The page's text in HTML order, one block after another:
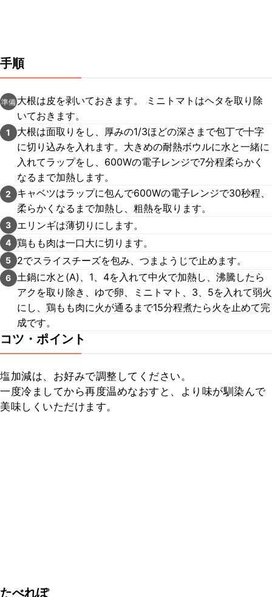
手順
準備 大根は皮を剥いておきます。 ミニトマトはヘタを取り除
いておきます。
1
大根は面取りをし、厚みの1/3ほどの深さまで包丁で十字
に切り込みを入れます。大きめの耐熱ボウルに水と一緒に
入れてラップをし、600Wの電子レンジで7分程柔らかく
なるまで加熱します。
2
キャベツはラップに包んで600Wの電子レンジで30秒程、
柔らかくなるまで加熱し、粗熱を取ります。
3 エリンギは薄切りにします。
4 鶏もも肉は一口大に切ります。
5 2でスライスチーズを包み、つまようじで止めます。
6 土鍋に水と(A)、1、4を入れて中火で加熱し、沸騰したら
アクを取り除き、ゆで卵、ミニトマト、3、5を入れて弱火
にし、鶏もも肉に火が通るまで15分程煮たら火を止めて完
成です。
コツ・ポイント
塩加減は、お好みで調整してください。
一度冷ましてから再度温めなおすと、より味が馴染んで
美味しくいただけます。
たべれぽ